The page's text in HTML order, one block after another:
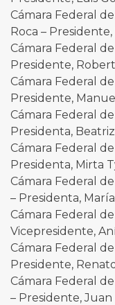
Cámara Federal
Roca –
Cámara Federal
Presidente,
Cámara Federal
Presidente,
Cámara Federal
Presidenta,
Cámara Federal
Presidenta, Mirta
Cámara Federal
– Presidenta,
Cámara Federal
Vicepresidente,
Cámara Federal
Presidente,
Cámara Federal
– Presidente, Juan